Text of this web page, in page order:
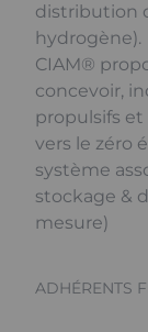
distribution
hydrogène).
CIAM®
concevoir,
propulsifs
vers le zéro
système
stockage &
mesure)
ADHÉRENTS